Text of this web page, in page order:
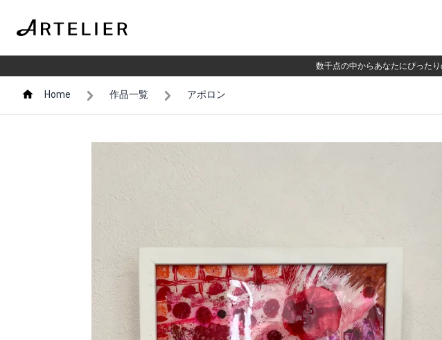
数千点の中からあなたにぴった
Home 作品一覧 アポロン